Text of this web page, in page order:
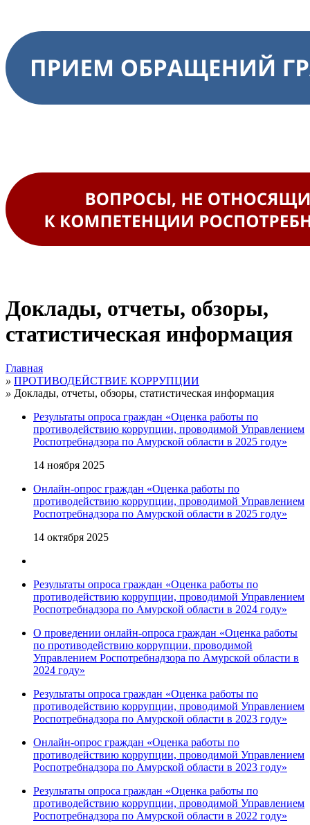
Доклады, отчеты, обзоры,
статистическая информация
Главная
» ПРОТИВОДЕЙСТВИЕ КОРРУПЦИИ
» Доклады, отчеты, обзоры, статистическая информация
Результаты опроса граждан «Оценка работы по
противодействию коррупции, проводимой Управлением
Роспотребнадзора по Амурской области в 2025 году»
14 ноября 2025
Онлайн-опрос граждан «Оценка работы по
противодействию коррупции, проводимой Управлением
Роспотребнадзора по Амурской области в 2025 году»
14 октября 2025
Результаты опроса граждан «Оценка работы по
противодействию коррупции, проводимой Управлением
Роспотребнадзора по Амурской области в 2024 году»
О проведении онлайн-опроса граждан «Оценка работы
по противодействию коррупции, проводимой
Управлением Роспотребнадзора по Амурской области в
2024 году»
Результаты опроса граждан «Оценка работы по
противодействию коррупции, проводимой Управлением
Роспотребнадзора по Амурской области в 2023 году»
Онлайн-опрос граждан «Оценка работы по
противодействию коррупции, проводимой Управлением
Роспотребнадзора по Амурской области в 2023 году»
Результаты опроса граждан «Оценка работы по
противодействию коррупции, проводимой Управлением
Роспотребнадзора по Амурской области в 2022 году»